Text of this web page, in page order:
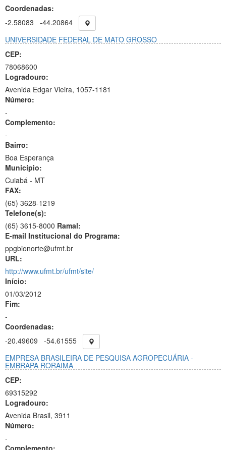
Coordenadas:
-2.58083
-44.20864
UNIVERSIDADE FEDERAL DE MATO GROSSO
CEP:
78068600
Logradouro:
Avenida Edgar Vieira, 1057-1181
Número:
-
Complemento:
-
Bairro:
Boa Esperança
Município:
Cuiabá - MT
FAX:
(65) 3628-1219
Telefone(s):
(65) 3615-8000 Ramal:
E-mail Institucional do Programa:
ppgbionorte@ufmt.br
URL:
http://www.ufmt.br/ufmt/site/
Início:
01/03/2012
Fim:
-
Coordenadas:
-20.49609
-54.61555
EMPRESA BRASILEIRA DE PESQUISA AGROPECUÁRIA -
EMBRAPA RORAIMA
CEP:
69315292
Logradouro:
Avenida Brasil, 3911
Número:
-
Complemento: